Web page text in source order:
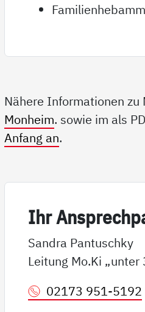
Nähere Informationen
Monheim. sowie im als
Anfang an.
Ihr
Sandra Pantuschky
Leitung Mo.Ki „unter
02173 951-5192